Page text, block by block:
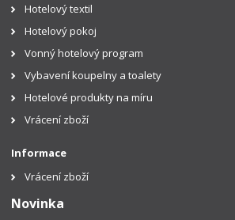
Hotelový textil
Hotelový pokoj
Vonný hotelový program
Vybavení koupelny a toalety
Hotelové produkty na míru
Vrácení zboží
Informace
Vrácení zboží
Novinka